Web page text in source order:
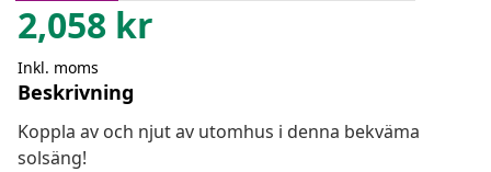
2,058 kr
Inkl. moms
Beskrivning
Koppla av och njut av utomhus i denna bekväma
solsäng!